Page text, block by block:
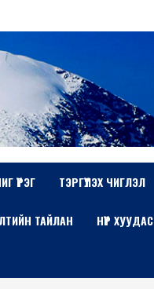
ҮҮРЭГ ТЭРГҮҮЛЭХ ЧИГЛЭЛ
ТАЙЛАН НҮҮР ХУУДАС